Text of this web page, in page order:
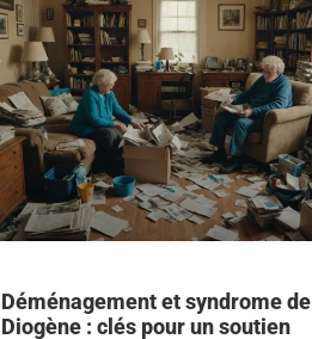
Déménagement et syndrome de
Diogène : clés pour un soutien